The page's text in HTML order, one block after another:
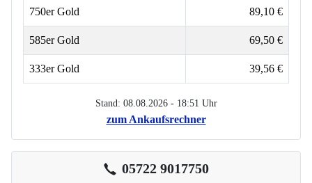
750er Gold 89,10 €
585er Gold 69,50 €
333er Gold 39,56 €
Stand: 08.08.2026 - 18:51 Uhr
zum Ankaufsrechner
05722 9017750